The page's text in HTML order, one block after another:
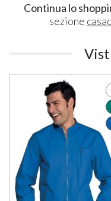
Continua lo
sezione